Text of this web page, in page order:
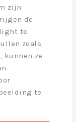
zijn
de
te
zoals
kunnen ze
te